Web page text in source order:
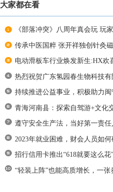
大家都在看
《部落冲突》八周年真会玩 玩
传承中医国粹 张开祥独创针灸
电动滑板车行业焕发新生:HX欢
能
热烈祝贺广东氢园春生物科技
持续推进公益事业，积极助力
青海河南县：探索自驾游+文化
遵守安全生产法，当好第一责任
2023年就业困难，财会人员如
招行信用卡推出“618就要这么花
“轻装上阵”也能高质增长，一张